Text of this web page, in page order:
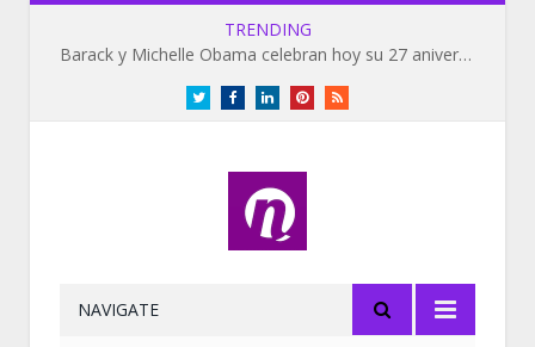
TRENDING
Barack y Michelle Obama celebran hoy su 27 aniversario de bodas
TwitterFacebookLinkedInPinterestRSS
NAVIGATE